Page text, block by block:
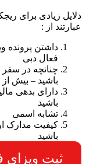
دلایل زیادی برای
عبارتند از :
داشتن پرونده
فعال دبی
باشید – بیش
دارای بدهی
باشید
تشابه اسمی
کیفیت مدارک
باشید
ثبت ویزای